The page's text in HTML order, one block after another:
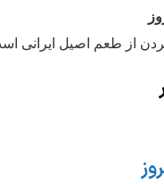
از طعم اصیل ایرانی